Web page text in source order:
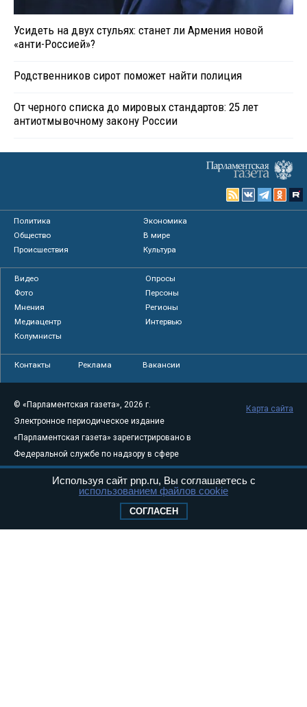
Усидеть на двух стульях: станет ли Армения новой
«анти-Россией»?
Родственников сирот поможет найти полиция
От черного списка до мировых стандартов: 25 лет
антиотмывочному закону России
Политика
Экономика
Общество
В мире
Происшествия
Культура
Видео
Опросы
Фото
Персоны
Мнения
Регионы
Медиацентр
Интервью
Колумнисты
Контакты Реклама Вакансии
© «Парламентская газета», 2026 г.
Электронное периодическое издание
«Парламентская газета» зарегистрировано в
Федеральной службе по надзору в сфере
связи, информационных технологий и
массовых коммуникаций (Роскомнадзор) 05
Свидетельство о регистрации Эл № ФС77-
Карта сайта
Используя сайт pnp.ru, Вы соглашаетесь с
использованием файлов cookie
СОГЛАСЕН